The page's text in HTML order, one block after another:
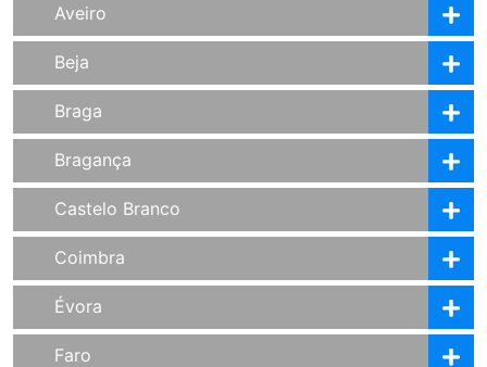
Aveiro
Beja
Braga
Bragança
Castelo Branco
Coimbra
Évora
Faro